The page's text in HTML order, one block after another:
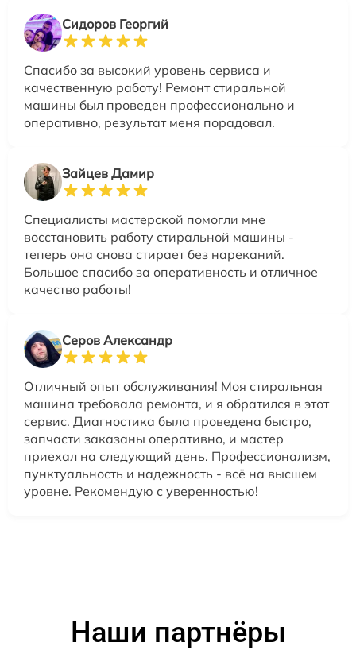
Сидоров Георгий
Спасибо за высокий уровень сервиса и
качественную работу! Ремонт стиральной
машины был проведен профессионально и
оперативно, результат меня порадовал.
Зайцев Дамир
Специалисты мастерской помогли мне
восстановить работу стиральной машины -
теперь она снова стирает без нареканий.
Большое спасибо за оперативность и отличное
качество работы!
Серов Александр
Отличный опыт обслуживания! Моя стиральная
машина требовала ремонта, и я обратился в этот
сервис. Диагностика была проведена быстро,
запчасти заказаны оперативно, и мастер
приехал на следующий день. Профессионализм,
пунктуальность и надежность - всё на высшем
уровне. Рекомендую с уверенностью!
Наши партнёры